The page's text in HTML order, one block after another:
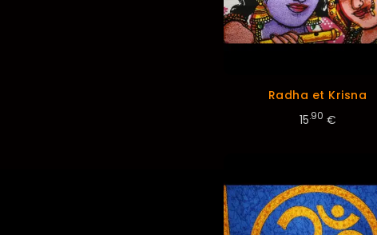
Radha et Krisna
15.90 €